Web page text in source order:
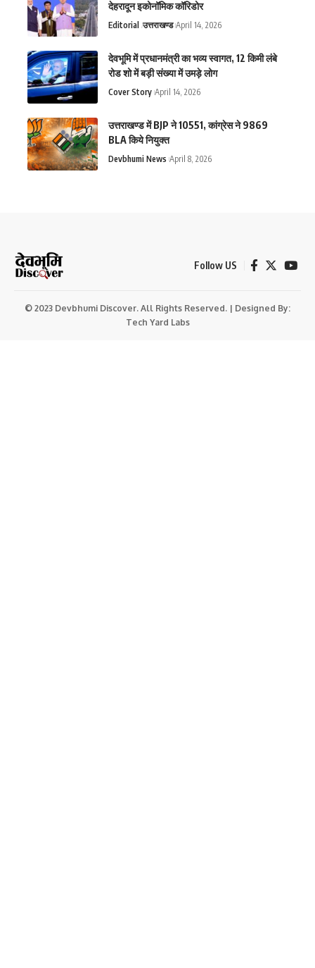
देहरादून इकोनॉमिक कॉरिडोर
Editorial उत्तराखण्ड April 14, 2026
देवभूमि में प्रधानमंत्री का भव्य स्वागत, 12 किमी लंबे
रोड शो में बड़ी संख्या में उमड़े लोग
Cover Story April 14, 2026
उत्तराखण्ड में BJP ने 10551, कांग्रेस ने 9869
BLA किये नियुक्त
Devbhumi News April 8, 2026
Follow US
© 2023 Devbhumi Discover. All Rights Reserved. | Designed By:
Tech Yard Labs